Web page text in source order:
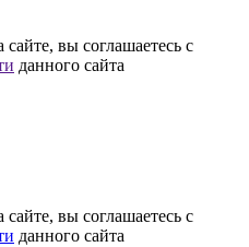
вы соглашаетесь с
данного сайта
вы соглашаетесь с
данного сайта